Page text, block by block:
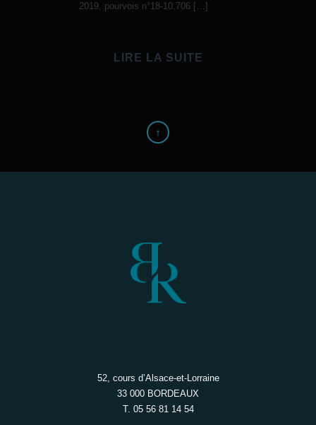
2019, pourvois n°18-10.706 […]
LIRE LA SUITE
↑
52, cours d’Alsace-et-Lorraine
33 000 BORDEAUX
T. 05 56 81 14 54